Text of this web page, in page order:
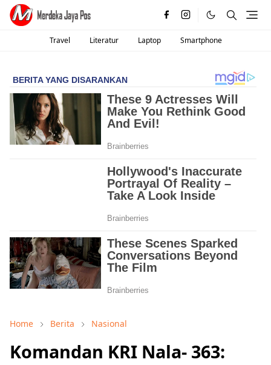
Travel Literatur Laptop Smartphone
Home Berita Nasional
Komandan KRI Nala- 363: